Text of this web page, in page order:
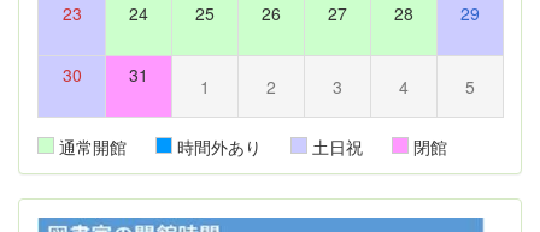
23 24 25 26 27 28 29
30 31 1 2 3 4 5
通常開館 時間外あり 土日祝 閉館